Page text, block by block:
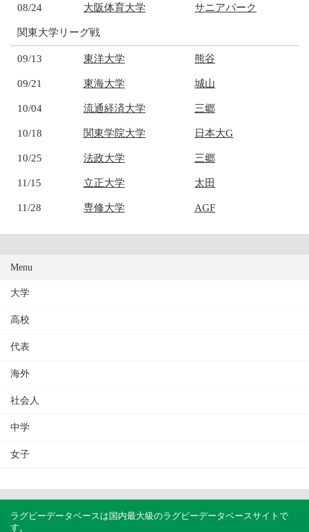
08/24 大阪体育大学 サニアパーク
関東大学リーグ戦
09/13 東洋大学 熊谷
09/21 東海大学 城山
10/04 流通経済大学 三郷
10/18 関東学院大学 日本大G
10/25 法政大学 三郷
11/15 立正大学 太田
11/28 専修大学 AGF
Menu
大学
高校
代表
海外
社会人
中学
女子
ラグビーデータベースは国内最大級のラグビーデータベースサイトで
す。